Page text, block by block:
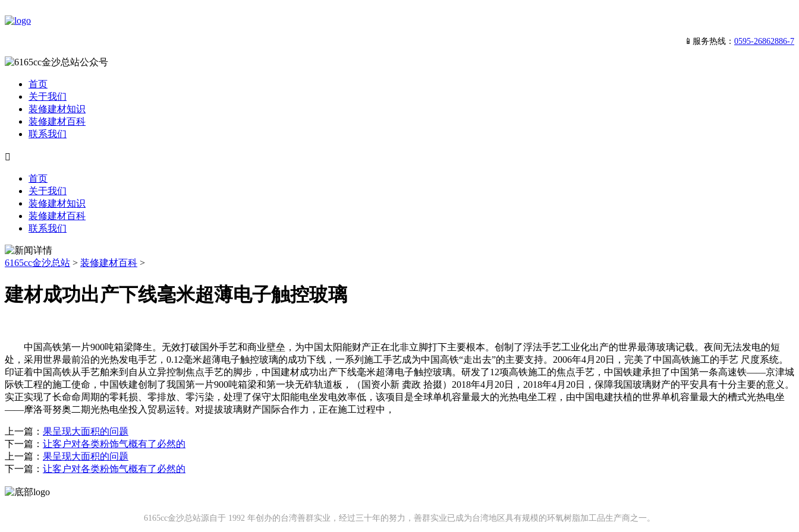
📱服务热线： 0595-26862886-7
首页
关于我们
装修建材知识
装修建材百科
联系我们

首页
关于我们
装修建材知识
装修建材百科
联系我们
6165cc金沙总站 > 装修建材百科 >
建材成功出产下线毫米超薄电子触控玻璃
中国高铁第一片900吨箱梁降生。无效打破国外手艺和商业壁垒，为中国太阳能财产正在北非立脚打下主要根本。创制了浮法手艺工业化出产的世界最薄玻璃记载。夜间无法发电的短
处，采用世界最前沿的光热发电手艺，0.12毫米超薄电子触控玻璃的成功下线，一系列施工手艺成为中国高铁“走出去”的主要支持。2006年4月20日，完美了中国高铁施工的手艺 尺度系统。
印证着中国高铁从手艺舶来到自从立异控制焦点手艺的脚步，中国建材成功出产下线毫米超薄电子触控玻璃。研发了12项高铁施工的焦点手艺，中国铁建承担了中国第一条高速铁——京津城
际铁工程的施工使命，中国铁建创制了我国第一片900吨箱梁和第一块无砟轨道板，（国资小新 龚政 拾掇）2018年4月20日，2018年4月20日，保障我国玻璃财产的平安具有十分主要的意义。
实正实现了长命命周期的零耗损、零排放、零污染，处理了保守太阳能电坐发电效率低，该项目是全球单机容量最大的光热电坐工程，由中国电建扶植的世界单机容量最大的槽式光热电坐
——摩洛哥努奥二期光热电坐投入贸易运转。对提拔玻璃财产国际合作力，正在施工过程中，
上一篇： 果呈现大面积的问题
下一篇： 让客户对各类粉饰气概有了必然的
上一篇： 果呈现大面积的问题
下一篇： 让客户对各类粉饰气概有了必然的
6165cc金沙总站源自于 1992 年创办的台湾善群实业，经过三十年的努力，善群实业已成为台湾地区具有规模的环氧树脂加工品生产商之一。